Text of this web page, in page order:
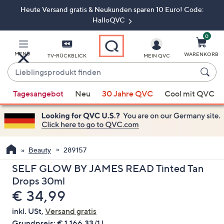
ZumHeute Versand gratis & Neukunden sparen 10 Euro! Code:
HalloQVC
MENÜ TV-RÜCKBLICK
Lieblingsprodukt
finden
Vorschläge
verfügbar
sind,
verwenden
Sie
die
Pfeiltasten
nach
oben
und
nach
MEIN QVC
0
WARENKORB
Tagesangebot Neu 30 Jahre QVC Cool mit QVC
Beauty 289157
SELF GLOW BY JAMES READ Tinted Tan
Drops 30ml
Gelöscht
€ 34,99
inkl. USt, Versand gratis